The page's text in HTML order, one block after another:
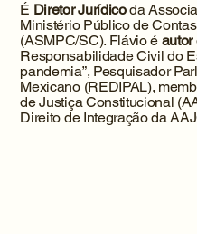
É Diretor Jurídicoda
Ministério Público de
(ASMPC/SC). Flávio é autor
Responsabilidade Civil do
pandemia”, Pesquisador
Mexicano (REDIPAL),
de Justiça Constitucional
Direito de Integração da